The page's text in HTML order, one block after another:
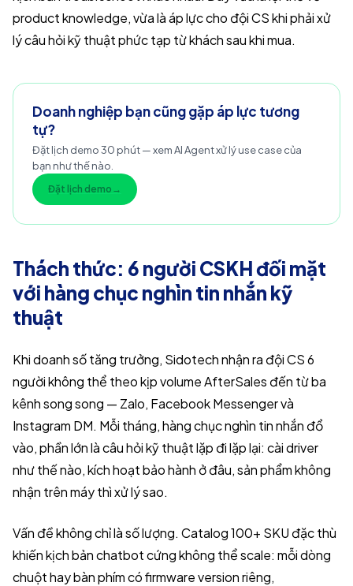
product knowledge, vừa là áp lực cho đội CS khi phải xử
lý câu hỏi kỹ thuật phức tạp từ khách sau khi mua.
Doanh nghiệp bạn cũng gặp áp lực tương
tự?
Đặt lịch demo 30 phút — xem AI Agent xử lý use case của
bạn như thế nào.
Đặt lịch demo →
Thách thức: 6 người CSKH đối mặt
với hàng chục nghìn tin nhắn kỹ
thuật
Khi doanh số tăng trưởng, Sidotech nhận ra đội CS 6
người không thể theo kịp volume AfterSales đến từ ba
kênh song song — Zalo, Facebook Messenger và
Instagram DM. Mỗi tháng, hàng chục nghìn tin nhắn đổ
vào, phần lớn là câu hỏi kỹ thuật lặp đi lặp lại: cài driver
như thế nào, kích hoạt bảo hành ở đâu, sản phẩm không
nhận trên máy thì xử lý sao.
Vấn đề không chỉ là số lượng. Catalog 100+ SKU đặc thù
khiến kịch bản chatbot cứng không thể scale: mỗi dòng
chuột hay bàn phím có firmware version riêng,